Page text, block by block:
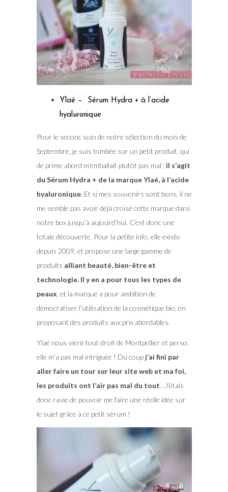
Ylaé – Sérum Hydra + à l’acide
hyaluronique
Pour le seconc soin de notre sélection du mois de
Septembre, je suis tombée sur un petit produit, qui
de prime abord m’emballait plutôt pas mal : il s’agit
du Sérum Hydra + de la marque Ylaé, à l’acide
hyaluronique. Et si mes souvenirs sont bons, il ne
me semble pas avoir déjà croisé cette marque dans
notre box jusqu’à aujourd’hui. C’est donc une
totale découverte. Pour la petite info, elle existe
depuis 2009, et propose une large gamme de
produits alliant beauté, bien-être et
technologie. Il y en a pour tous les types de
peaux , et la marque a pour ambition de
démocratiser l’utilisation de la cosmétique bio, en
proposant des produits aux prix abordables.
Ylaé nous vient tout droit de Montpellier et perso,
elle m’a pas mal intriguée ! Du coup j’ai fini par
aller faire un tour sur leur site web et ma foi,
les produits ont l’air pas mal du tout…J’étais
donc ravie de pouvoir me faire une réelle idée sur
le sujet grâce à ce petit sérum !